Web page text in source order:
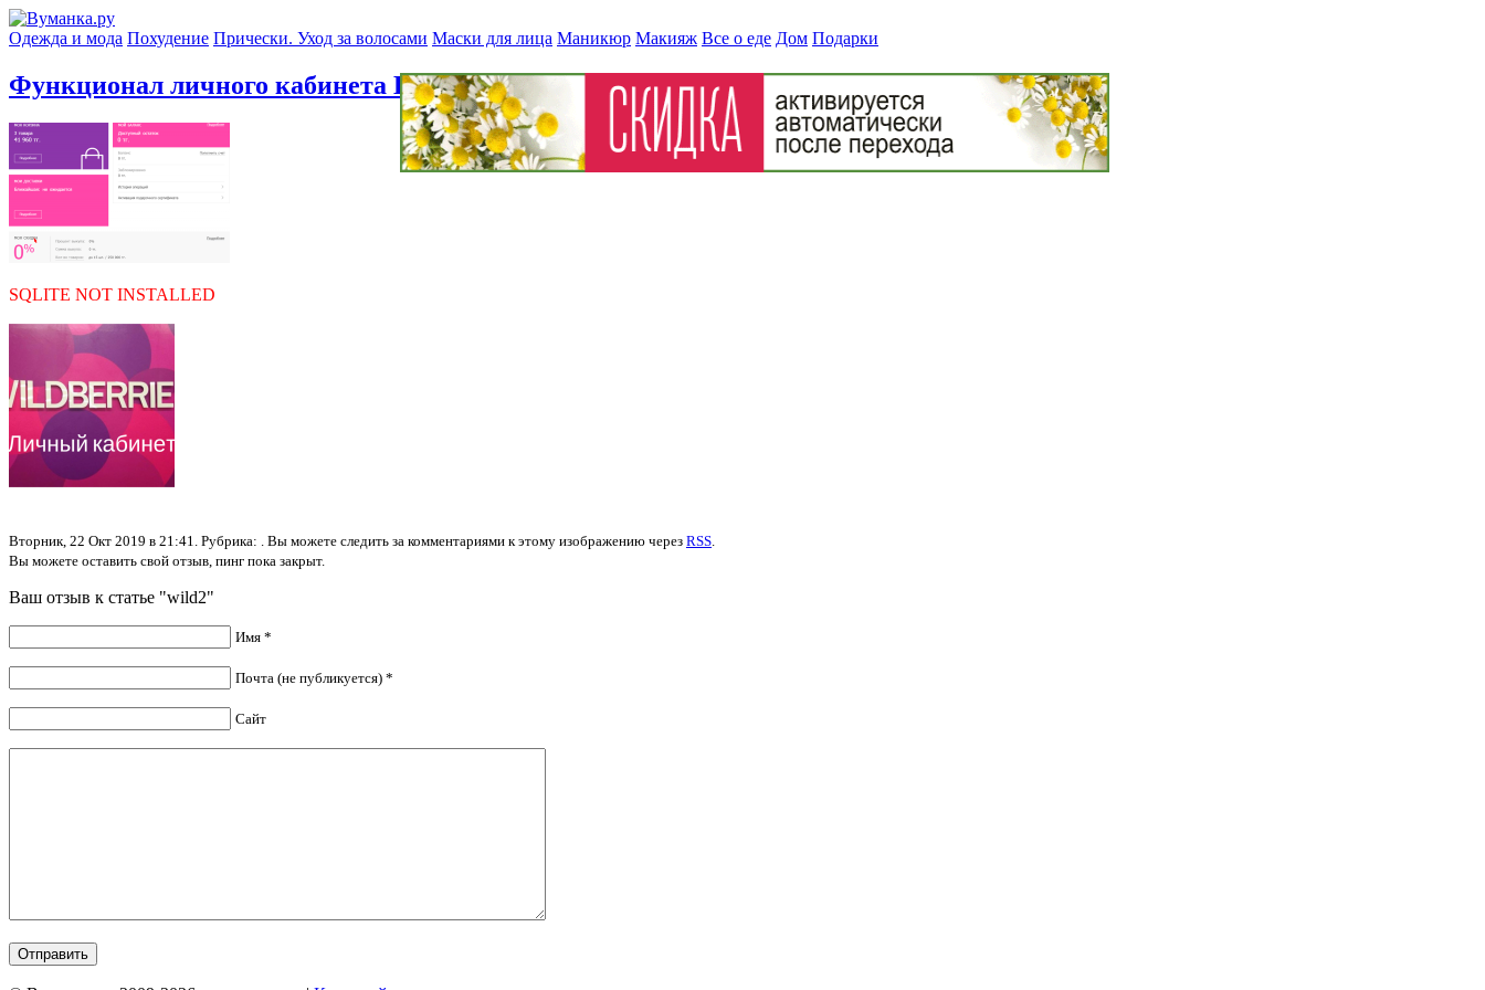
Одежда и мода Похудение Прически. Уход за волосами Маски для лица Маникюр Макияж Все о еде Дом Подарки
Функционал личного кабинета Вайлдбериз» wild2
SQLITE NOT INSTALLED
Вторник, 22 Окт 2019 в 21:41. Рубрика: . Вы можете следить за комментариями к этому изображению через RSS
Вы можете оставить свой отзыв, пинг пока закрыт.
Ваш отзыв к статье "wild2"
Имя *
Почта (не публикуется) *
Сайт